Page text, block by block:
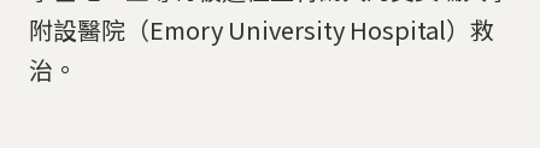
附設醫院（Emory University Hospital）救
治。